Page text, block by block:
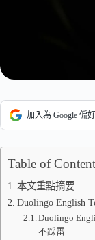
加入為 Google 偏
Table of
本文重點摘要
Duolingo English
Duolingo
不踩雷